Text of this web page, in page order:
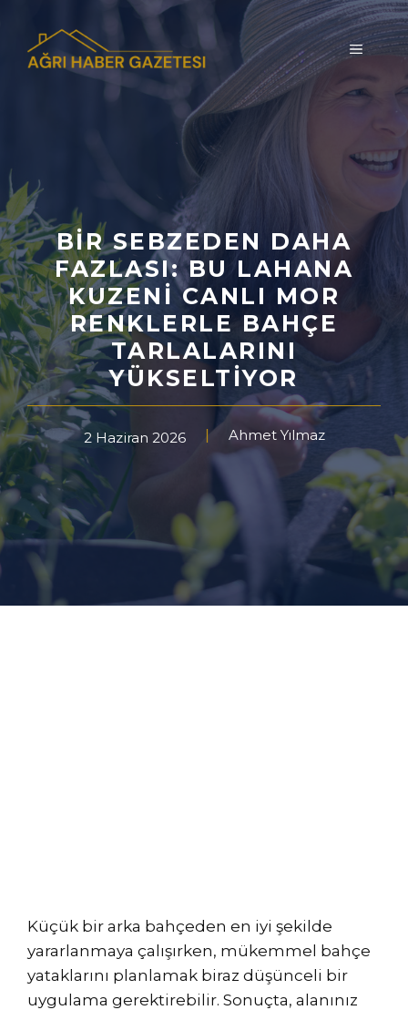
MENÜ
BIR SEBZEDEN DAHA
FAZLASI: BU LAHANA
KUZENI CANLI MOR
RENKLERLE BAHÇE
TARLALARINI
YÜKSELTIYOR
2 Haziran 2026 Ahmet Yılmaz
Küçük bir arka bahçeden en iyi şekilde
yararlanmaya çalışırken, mükemmel bahçe
yataklarını planlamak biraz düşünceli bir
uygulama gerektirebilir. Sonuçta, alanınız